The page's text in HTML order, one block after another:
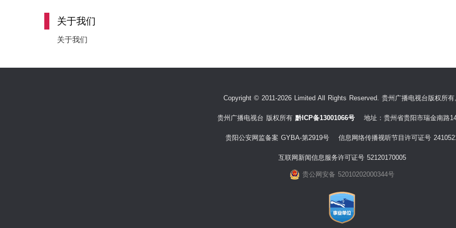
关于我们
关于我们
Copyright © 2011-2026 Limited All Rights Reserved. 贵州广播电视台版权所有
贵州广播电视台 版权所有 黔ICP备13001066号地址：贵州省贵阳市瑞金南路
贵阳公安网监备案 GYBA-第2919号 信息网络传播视听节目许可证号
互联网新闻信息服务许可证号 52120170005
贵公网安备 52010202000344号